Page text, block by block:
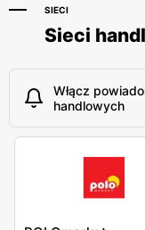
SIECI
Sieci
Włącz
handlowych